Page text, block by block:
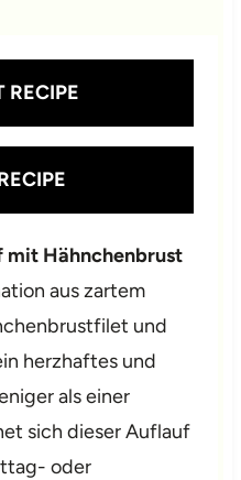
s
s
s
RECIPE
mit Hähnchenbrust
aus zartem
und
herzhaftes und
als einer
sich dieser Auflauf
oder